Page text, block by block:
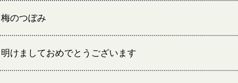
梅のつぼみ
明けましておめでとうございます